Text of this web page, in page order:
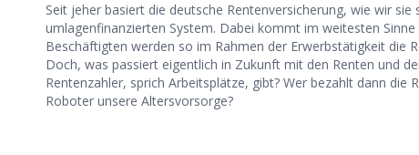
Seit jeher basiert die deutsche Rentenversicherung, wie wir sie
umlagenfinanzierten System. Dabei kommt im weitesten
Beschäftigten werden so im Rahmen der Erwerbstätigkeit die
Doch, was passiert eigentlich in Zukunft mit den Renten und
Rentenzahler, sprich Arbeitsplätze, gibt? Wer bezahlt dann die
Roboter unsere Altersvorsorge?